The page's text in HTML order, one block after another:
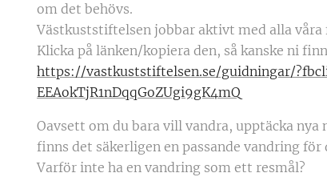
om det behövs.
Västkuststiftelsen jobbar aktivt med alla
Klicka på länken/kopiera den, så kanske ni
https://vastkuststiftelsen.se/guidningar/
EEAokTjR1nDqqGoZUgi9gK4mQ
Oavsett om du bara vill vandra, upptäcka
finns det säkerligen en passande vandring för
Varför inte ha en vandring som ett resmål?